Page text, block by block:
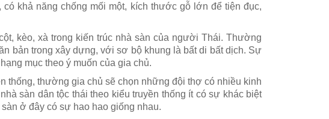
khả năng chống mối một, kích thước gỗ lớn để tiện đục,
kèo, xà trong kiến trúc nhà sàn của người Thái. Thường
bản trong xây dựng, với sơ bộ khung là bất di bất dịch. Sự
mục theo ý muốn của gia chủ.
thống, thường gia chủ sẽ chọn những đội thợ có nhiều kinh
sàn dân tộc thái theo kiểu truyền thống ít có sự khác biệt
ở đây có sự hao hao giống nhau.